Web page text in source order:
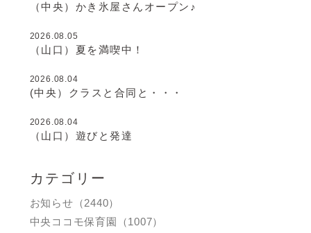
（中央）かき氷屋さんオープン♪
2026.08.05
（山口）夏を満喫中！
2026.08.04
(中央）クラスと合同と・・・
2026.08.04
（山口）遊びと発達
カテゴリー
お知らせ（2440）
中央ココモ保育園（1007）